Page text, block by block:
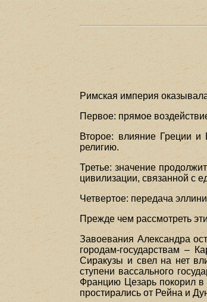
Римская империя
Первое: прямое
Второе: влияние Греции и
религию.
Третье: значение
цивилизации, связанной с
Четвертое: передача
Прежде чем рассмотреть
Завоевания Александра
городам-государствам –
Сиракузы и свел на нет
ступени вассального
Францию Цезарь покорил в
простирались от Рейна и